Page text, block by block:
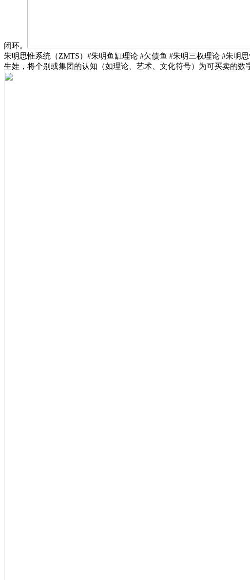
闭环。
朱明思惟系统（ZMTS）#朱明鱼缸理论 #欠债鱼 #朱明三权理论 #朱明
生娃，将个别或集团的认知（如理论、艺术、文化符号）为可买卖的